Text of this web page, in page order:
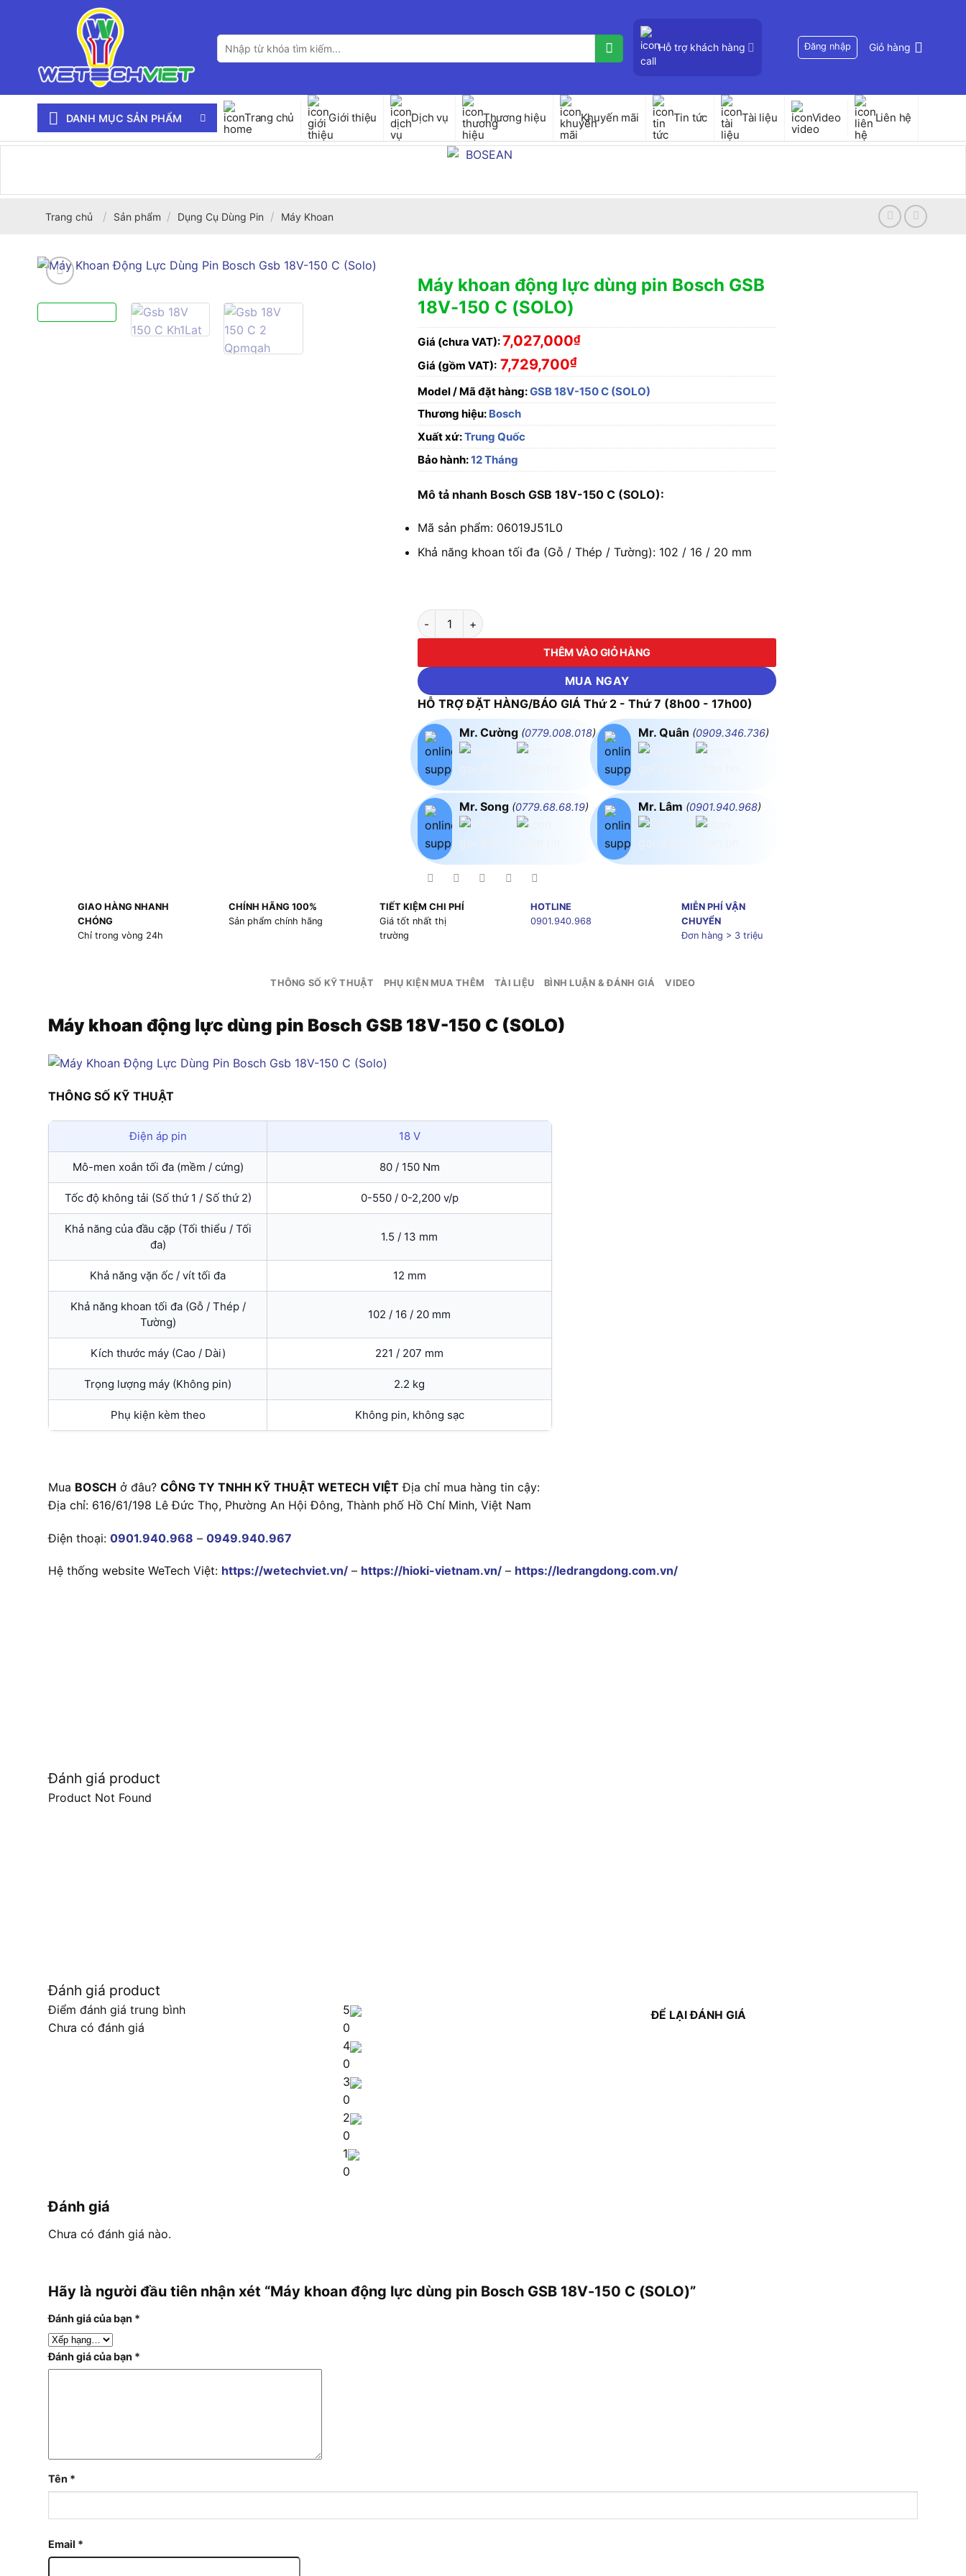
Tìm
kiếm:
Hỗ trợ khách hàng Đăng nhập Giỏ hàng
DANH MỤC SẢN PHẨM Trang chủ Giới thiệu Dịch vụ Thương hiệu Khuyến mãi Tin tức Tài liệu Video Liên hệ
Trang chủ / Sản phẩm / Dụng Cụ Dùng Pin / Máy Khoan
Máy khoan động lực dùng pin Bosch GSB
18V-150 C (SOLO)
Giá (chưa VAT):7,027,000₫
Giá (gồm VAT): 7,729,700₫
Model / Mã đặt hàng:GSB 18V-150 C (SOLO)
Thương hiệu: Bosch
Xuất xứ:Trung Quốc
Bảo hành:12 Tháng
Mô tả nhanh Bosch GSB 18V-150 C (SOLO):
Mã sản phẩm: 06019J51L0
Khả năng khoan tối đa (Gỗ / Thép / Tường): 102 / 16 / 20 mm
Máy khoan động lực dùng pin Bosch GSB 18V-150 C (SOLO) số lượng
THÊM VÀO GIỎ HÀNG
MUA NGAY
HỖ TRỢ ĐẶT HÀNG/BÁO GIÁ Thứ 2 - Thứ 7 (8h00 - 17h00)
Mr. Cường (0779.008.018)
Mr. Song (0779.68.68.19)
Mr. Quân (0909.346.736)
Mr. Lâm (0901.940.968)
GIAO HÀNG NHANH
CHÓNG
Chỉ trong vòng 24h
CHÍNH HÃNG 100%
Sản phẩm chính hãng
TIẾT KIỆM CHI PHÍ
Giá tốt nhất thị
trường
HOTLINE
0901.940.968
MIỄN PHÍ VẬN
CHUYỂN
Đơn hàng > 3 triệu
THÔNG SỐ KỸ THUẬT PHỤ KIỆN MUA THÊM TÀI LIỆU BÌNH LUẬN & ĐÁNH GIÁ VIDEO
Máy khoan động lực dùng pin Bosch GSB 18V-150 C (SOLO)
THÔNG SỐ KỸ THUẬT
Điện áp pin 18 V
Mô-men xoắn tối đa (mềm / cứng) 80 / 150 Nm
Tốc độ không tải (Số thứ 1 / Số thứ 2) 0-550 / 0-2,200 v/p
Khả năng của đầu cặp (Tối thiểu / Tối
đa)
1.5 / 13 mm
Khả năng vặn ốc / vít tối đa 12 mm
Khả năng khoan tối đa (Gỗ / Thép /
Tường)
102 / 16 / 20 mm
Kích thước máy (Cao / Dài) 221 / 207 mm
Trọng lượng máy (Không pin) 2.2 kg
Phụ kiện kèm theo Không pin, không sạc
Mua BOSCH ở đâu? CÔNG TY TNHH KỸ THUẬT WETECH VIỆT Địa chỉ mua hàng tin cậy:
Địa chỉ: 616/61/198 Lê Đức Thọ, Phường An Hội Đông, Thành phố Hồ Chí Minh, Việt Nam
Điện thoại: 0901.940.968 – 0949.940.967
Hệ thống website WeTech Việt: https://wetechviet.vn/ – https://hioki-vietnam.vn/ – https://ledrangdong.com.vn/
Đánh giá product
Product Not Found
Đánh giá product
Điểm đánh giá trung bình
Chưa có đánh giá
5
0
4
0
3
0
2
0
1
0
ĐỂ LẠI ĐÁNH GIÁ
Đánh giá
Chưa có đánh giá nào.
Hãy là người đầu tiên nhận xét “Máy khoan động lực dùng pin Bosch GSB 18V-150 C (SOLO)”
Đánh giá của bạn *
Đánh giá của bạn *
Tên *
Email *